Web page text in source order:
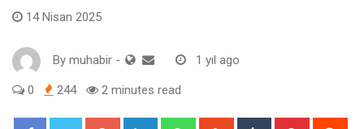
14 Nisan 2025
By muhabir - 1 yıl ago
0 244 2 minutes read